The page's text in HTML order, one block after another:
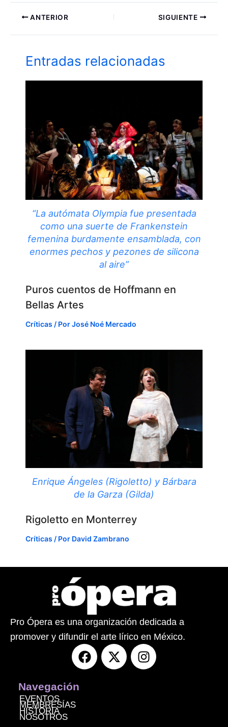
ANTERIOR SIGUIENTE
Entradas relacionadas
“La autómata Olympia fue presentada
como una suerte de Frankenstein
femenina burdamente ensamblada, con
enormes pechos y pezones de silicona
al aire”
Puros cuentos de Hoffmann en
Bellas Artes
Críticas / PorJosé Noé Mercado
Enrique Ángeles (Rigoletto) y Bárbara
de la Garza (Gilda)
Rigoletto en Monterrey
Críticas / Por David Zambrano
Pro Ópera es una organización dedicada a
promover y difundir el arte lírico en México.
F
a
X
-
I
n
Navegación
EVENTOS
MEMBRESÍAS
HISTORIA
NOSOTROS